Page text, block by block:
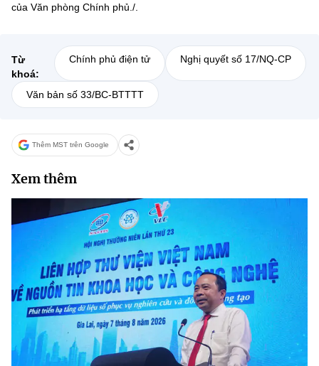
của Văn phòng Chính phủ./.
Từ
khoá:
Chính phủ điện tử Nghị quyết số 17/NQ-CP
Văn bản số 33/BC-BTTTT
Thêm MST trên Google
Xem thêm